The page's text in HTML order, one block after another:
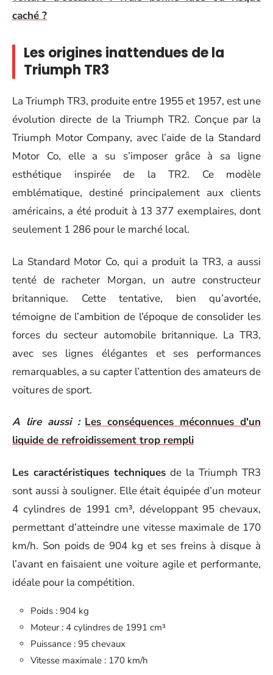
caché ?
Les origines inattendues de la
Triumph TR3
La Triumph TR3, produite entre 1955 et 1957, est une
évolution directe de la Triumph TR2. Conçue par la
Triumph Motor Company, avec l’aide de la Standard
Motor Co, elle a su s’imposer grâce à sa ligne
esthétique inspirée de la TR2. Ce modèle
emblématique, destiné principalement aux clients
américains, a été produit à 13 377 exemplaires, dont
seulement 1 286 pour le marché local.
La Standard Motor Co, qui a produit la TR3, a aussi
tenté de racheter Morgan, un autre constructeur
britannique. Cette tentative, bien qu’avortée,
témoigne de l’ambition de l’époque de consolider les
forces du secteur automobile britannique. La TR3,
avec ses lignes élégantes et ses performances
remarquables, a su capter l’attention des amateurs de
voitures de sport.
A lire aussi : Les conséquences méconnues d'un
liquide de refroidissement trop rempli
Les caractéristiques techniques de la Triumph TR3
sont aussi à souligner. Elle était équipée d’un moteur
4 cylindres de 1991 cm³, développant 95 chevaux,
permettant d’atteindre une vitesse maximale de 170
km/h. Son poids de 904 kg et ses freins à disque à
l’avant en faisaient une voiture agile et performante,
idéale pour la compétition.
Poids : 904 kg
Moteur : 4 cylindres de 1991 cm³
Puissance : 95 chevaux
Vitesse maximale : 170 km/h